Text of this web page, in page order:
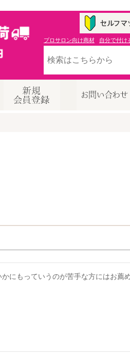
プロサロン向け商材 自分で付け
にもっていうのが苦手な方にはお薦